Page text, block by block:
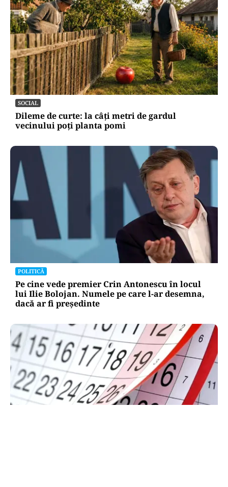
SOCIAL
Dileme de curte: la câți metri de gardul
vecinului poți planta pomi
POLITICĂ
Pe cine vede premier Crin Antonescu în locul
lui Ilie Bolojan. Numele pe care l-ar desemna,
dacă ar fi președinte